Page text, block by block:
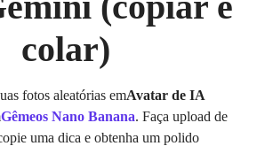
colar)
fotos aleatórias emAvatar de IA
Gêmeos Nano Banana. Faça upload de
uma dica e obtenha um polido